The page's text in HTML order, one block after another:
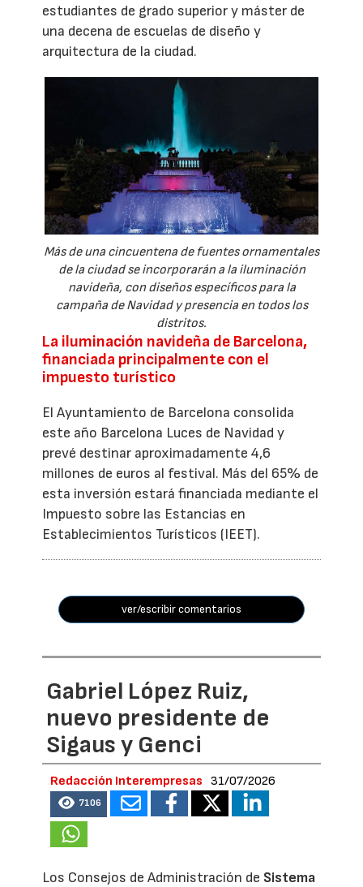
estudiantes de grado superior y máster de
una decena de escuelas de diseño y
arquitectura de la ciudad.
Más de una cincuentena de fuentes ornamentales
de la ciudad se incorporarán a la iluminación
navideña, con diseños específicos para la
campaña de Navidad y presencia en todos los
distritos.
La iluminación navideña de Barcelona,
financiada principalmente con el
impuesto turístico
El Ayuntamiento de Barcelona consolida
este año Barcelona Luces de Navidad y
prevé destinar aproximadamente 4,6
millones de euros al festival. Más del 65% de
esta inversión estará financiada mediante el
Impuesto sobre las Estancias en
Establecimientos Turísticos (IEET).
ver/escribir comentarios
Gabriel López Ruiz,
nuevo presidente de
Sigaus y Genci
Redacción Interempresas 31/07/2026
7106
Los Consejos de Administración de Sistema